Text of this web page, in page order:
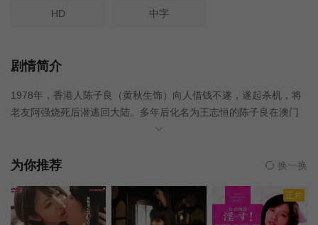
HD 中字
剧情简介
1978年，香港人陈子良（黄秋生饰）向人借钱不遂，遂起杀机，将
老友阿强烧死后潜逃回大陆。多年后化名为王志恒的陈子良在澳门
做老板，经营八仙饭店。一日澳门警局李探长（李修贤饰）接到海
法辨认。八仙饭店总是接到来自大陆寄给郑临的信，同时警察局也
他们全家人已经神秘失踪。王志恒形迹可疑，李探长遂率领全组人
员跟踪监视，最终发现了一个天大秘密......片中黄秋生演技精湛，夺
为你推荐 换一换
正片